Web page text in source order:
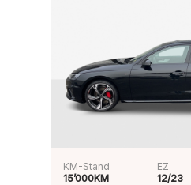
KM-Stand
15’000KM
EZ
12/23